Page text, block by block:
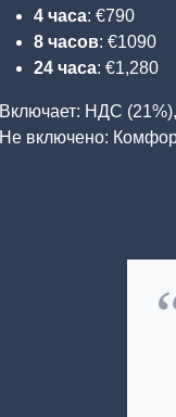
4 часа: €790
8 часов: €1090
24 часа: €1,280
Включает: НДС
Не включено: